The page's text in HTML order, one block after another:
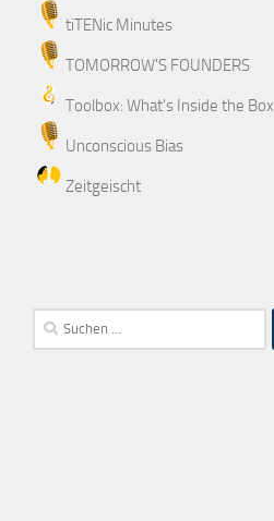
tiTENic Minutes
TOMORROW'S FOUNDERS
Toolbox: What's Inside the Box
Unconscious Bias
Zeitgeischt